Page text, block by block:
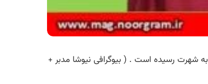
بازیگر به شهرت رسیده است . ( بیوگرافی نیوشا مدبر +